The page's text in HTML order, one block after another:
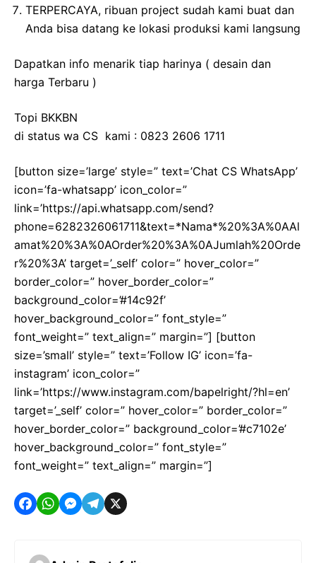
TERPERCAYA, ribuan project sudah kami buat dan
Anda bisa datang ke lokasi produksi kami langsung
Dapatkan info menarik tiap harinya ( desain dan
harga Terbaru )
Topi BKKBN
di status wa CS kami : 0823 2606 1711
[button size=’large’ style=” text=’Chat CS WhatsApp’
icon=’fa-whatsapp’ icon_color=”
link=’https://api.whatsapp.com/send?
phone=6282326061711&text=*Nama*%20%3A%0AAl
amat%20%3A%0AOrder%20%3A%0AJumlah%20Orde
r%20%3A’ target=’_self’ color=” hover_color=”
border_color=” hover_border_color=”
background_color=’#14c92f’
hover_background_color=” font_style=”
font_weight=” text_align=” margin=”] [button
size=’small’ style=” text=’Follow IG’ icon=’fa-
instagram’ icon_color=”
link=’https://www.instagram.com/bapelright/?hl=en’
target=’_self’ color=” hover_color=” border_color=”
hover_border_color=” background_color=’#c7102e’
hover_background_color=” font_style=”
font_weight=” text_align=” margin=”]
F
W
a
M
T
X